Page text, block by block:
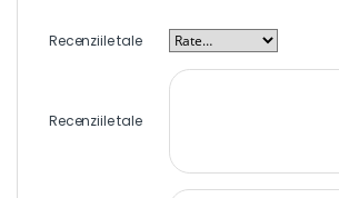
Recenziile tale
Recenziile tale